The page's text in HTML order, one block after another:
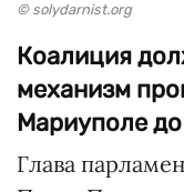
© solydarnist.org
Коалиция
механизм
Мариуполе
Глава